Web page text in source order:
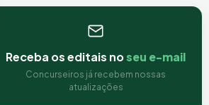
Receba os editais noseu e-mail
Concurseiros já recebem nossas
atualizações